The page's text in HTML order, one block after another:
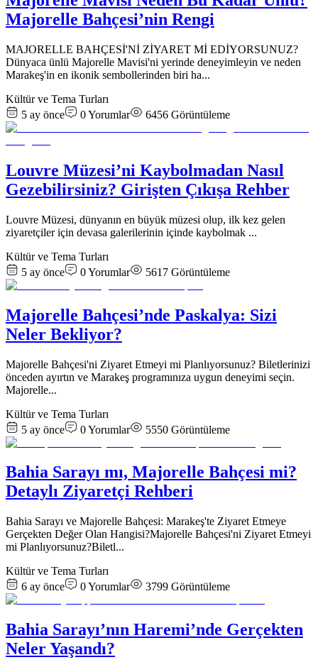
Majorelle Bahçesi’nin Rengi
MAJORELLE BAHÇESİ'Nİ ZİYARET Mİ EDİYORSUNUZ?
Dünyaca ünlü Majorelle Mavisi'ni yerinde deneyimleyin ve neden
Marakeş'in en ikonik sembollerinden biri ha...
Kültür ve Tema Turları
5 ay önce
0Yorumlar 6456 Görüntüleme
Louvre Müzesi’ni Kaybolmadan Nasıl
Gezebilirsiniz? Girişten Çıkışa Rehber
Louvre Müzesi, dünyanın en büyük müzesi olup, ilk kez gelen
ziyaretçiler için devasa galerilerinin içinde kaybolmak ...
Kültür ve Tema Turları
5 ay önce
0Yorumlar 5617 Görüntüleme
Majorelle Bahçesi’nde Paskalya: Sizi
Neler Bekliyor?
Majorelle Bahçesi'ni Ziyaret Etmeyi mi Planlıyorsunuz? Biletlerinizi
önceden ayırtın ve Marakeş programınıza uygun deneyimi seçin.
Majorelle...
Kültür ve Tema Turları
5 ay önce
0Yorumlar 5550 Görüntüleme
Bahia Sarayı mı, Majorelle Bahçesi mi?
Detaylı Ziyaretçi Rehberi
Bahia Sarayı ve Majorelle Bahçesi: Marakeş'te Ziyaret Etmeye
Gerçekten Değer Olan Hangisi?Majorelle Bahçesi'ni Ziyaret Etmeyi
mi Planlıyorsunuz?Biletl...
Kültür ve Tema Turları
6 ay önce
0Yorumlar 3799 Görüntüleme
Bahia Sarayı’nın Haremi’nde Gerçekten
Neler Yaşandı?